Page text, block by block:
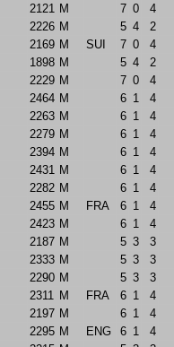
2121 M 7 0
4
2226 M 5 4
2
2169 M SUI 7 0
4
1898 M 5 4
2
2229 M 7 0
4
2464 M 6 1
4
2263 M 6 1
4
2279 M 6 1
4
2394 M 6 1
4
2431 M 6 1
4
2282 M 6 1
4
2455 M FRA 6 1
4
2423 M 6 1
4
2187 M 5 3
3
2333 M 5 3
3
2290 M 5 3
3
2311 M FRA 6 1
4
2197 M 6 1
4
2295 M ENG 6 1
4